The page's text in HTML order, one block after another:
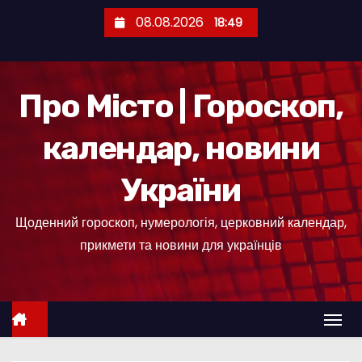
е
08.08.2026 18:49
Про Місто | Гороскоп,
календар, новини
України
Щоденний гороскоп, нумерологія, церковний календар,
прикмети та новини для українців